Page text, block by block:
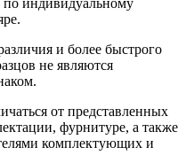
и более быстрого
не являются
от представленных
фурнитуре, а также
комплектующих и